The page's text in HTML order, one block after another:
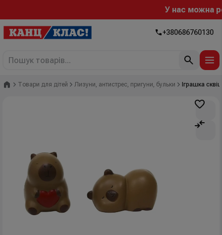
У нас можна
+380686760130
Головна
Товари для дітей Лизуни, антистрес, пригуни, бульки Іграшка